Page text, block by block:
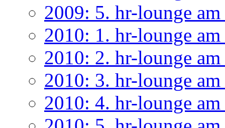
2009: 5. hr-lounge
2010: 1. hr-lounge am
2010: 2. hr-lounge
2010: 3. hr-lounge
2010: 4. hr-lounge